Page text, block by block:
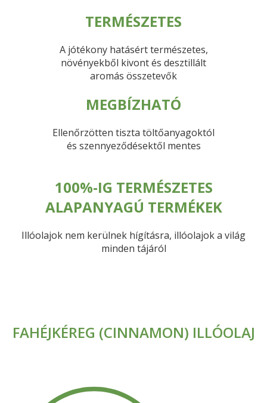
TERMÉSZETES
A jótékony hatásért természetes,
növényekből kivont és desztillált
aromás összetevők
MEGBÍZHATÓ
Ellenőrzötten tiszta töltőanyagoktól
és szennyeződésektől mentes
100%-IG TERMÉSZETES
ALAPANYAGÚ TERMÉKEK
Illóolajok nem kerülnek hígításra, illóolajok a világ
minden tájáról
FAHÉJKÉREG (CINNAMON) ILLÓOLAJ